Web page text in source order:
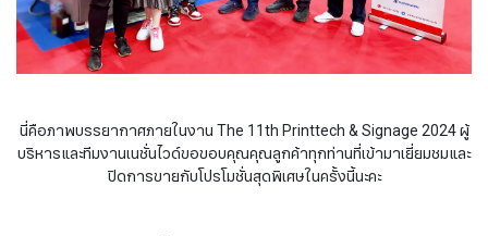
นี่คือภาพบรรยากาศภายในงาน The 11th Printtech & Signage 2024 ผู้
บริหารและทีมงานเนชั่นไวด์ขอขอบคุณคุณลูกค้าทุกท่านที่เข้ามาเยี่ยมชมและ
ปิดการขายกับโปรโมชั่นสุดพิเศษในครั้งนี้นะคะ